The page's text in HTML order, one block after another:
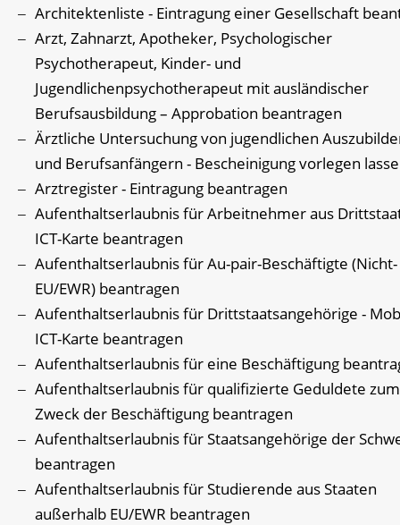
Architektenliste - Eintragung einer Gesellschaft
Arzt, Zahnarzt, Apotheker, Psychologischer
Psychotherapeut, Kinder- und
Jugendlichenpsychotherapeut mit ausländischer
Berufsausbildung – Approbation beantragen
Ärztliche Untersuchung von jugendlichen
und Berufsanfängern - Bescheinigung vorlegen
Arztregister - Eintragung beantragen
Aufenthaltserlaubnis für Arbeitnehmer aus
ICT-Karte beantragen
Aufenthaltserlaubnis für Au-pair-Beschäftigte (Nicht-
EU/EWR) beantragen
Aufenthaltserlaubnis für Drittstaatsangehörige -
ICT-Karte beantragen
Aufenthaltserlaubnis für eine Beschäftigung
Aufenthaltserlaubnis für qualifizierte Geduldete zum
Zweck der Beschäftigung beantragen
Aufenthaltserlaubnis für Staatsangehörige der
beantragen
Aufenthaltserlaubnis für Studierende aus Staaten
außerhalb EU/EWR beantragen